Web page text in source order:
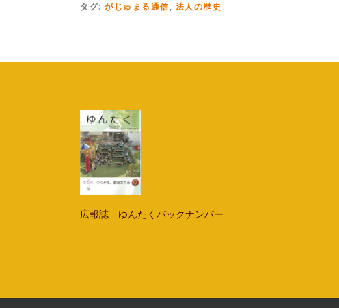
タグ: がじゅまる通信, 法人の歴史
広報誌 ゆんたくバックナンバー